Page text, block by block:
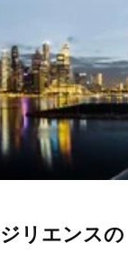
リエンスの